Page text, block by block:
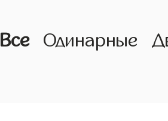
Все Одинарные